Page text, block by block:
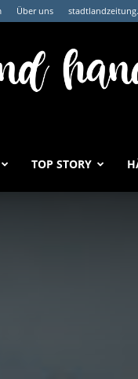
Über uns
TOP STORY